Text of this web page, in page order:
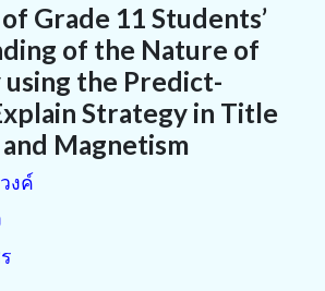
Grade 11 Students’
of the Nature of
using the Predict-
Strategy in Title
Magnetism
งค์